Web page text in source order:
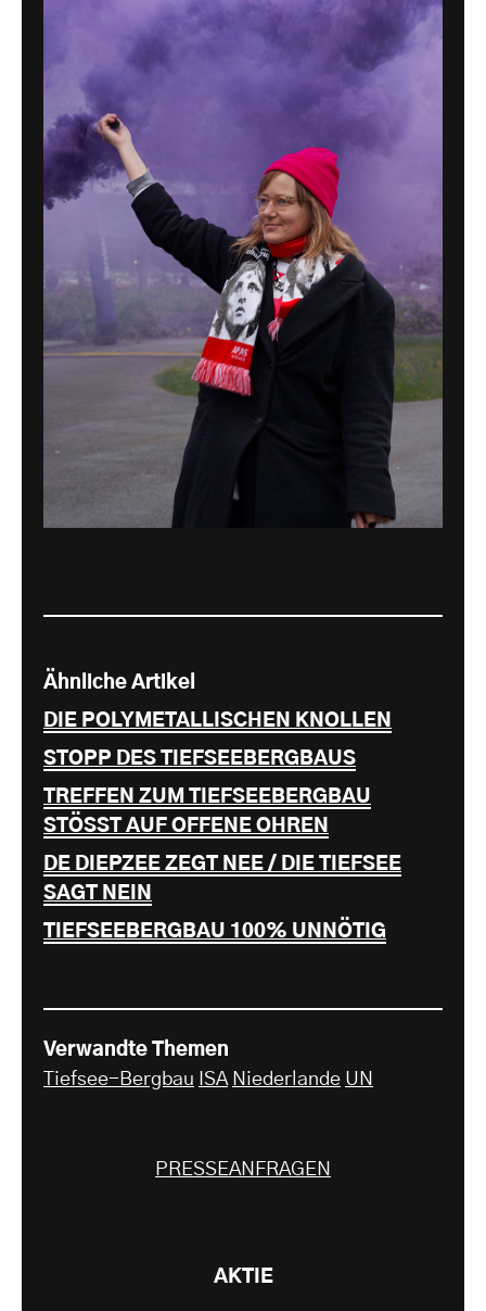
Ähnliche Artikel
DIE POLYMETALLISCHEN KNOLLEN
STOPP DES TIEFSEEBERGBAUS
TREFFEN ZUM TIEFSEEBERGBAU
STÖSST AUF OFFENE OHREN
DE DIEPZEE ZEGT NEE / DIE TIEFSEE
SAGT NEIN
TIEFSEEBERGBAU 100% UNNÖTIG
Verwandte Themen
Tiefsee-Bergbau
ISA Niederlande UN
PRESSEANFRAGEN
AKTIE